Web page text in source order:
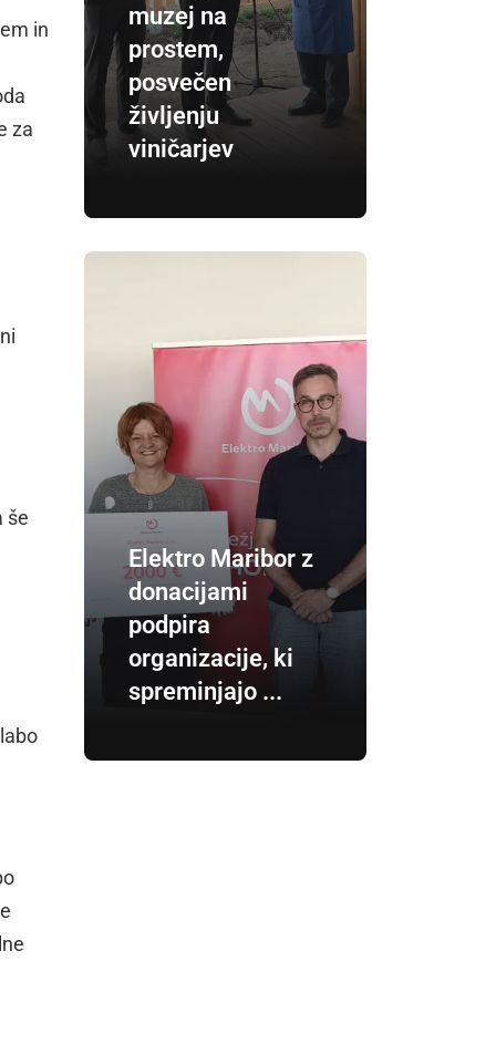
in
za
še
muzej na
prostem,
posvečen
življenju
viničarjev
Elektro Maribor z
donacijami
podpira
organizacije, ki
spreminjajo ...